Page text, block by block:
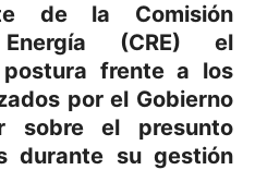
de la Comisión
(CRE) el
frente a los
por el Gobierno
sobre el presunto
durante su gestión